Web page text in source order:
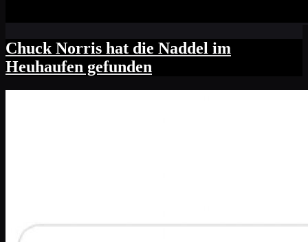
Chuck Norris hat die Naddel im
Heuhaufen gefunden